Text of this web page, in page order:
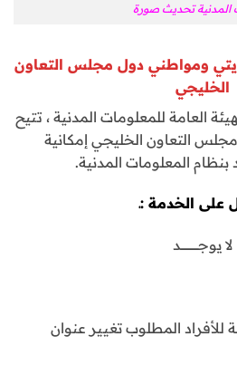
المدنية تحديث صورة
ومواطني دول مجلس التعاون
الخليجي
العامة للمعلومات المدنية ، تتيح
التعاون الخليجي إمكانية
المعلومات المدنية.
على الخدمة :ـ
لا يوجـــــــــــــــــــد
للأفراد المطلوب تغيير عنوان